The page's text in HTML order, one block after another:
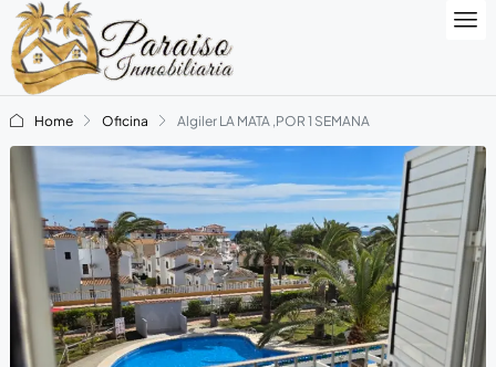
Home Oficina Algiler LA MATA ,POR 1 SEMANA